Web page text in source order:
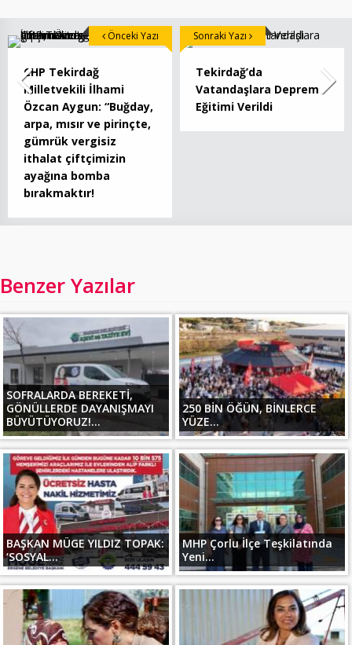
CHP Tekirdağ
Milletvekili İlhami
Özcan Aygun: “Buğday,
arpa, mısır ve pirinçte,
gümrük vergisiz
ithalat çiftçimizin
ayağına bomba
bırakmaktır!
Önceki Yazı
Tekirdağ’da
Vatandaşlara Deprem
Eğitimi Verildi
Sonraki Yazı
Benzer Yazılar
SOFRALARDA BEREKETİ,
GÖNÜLLERDE DAYANIŞMAYI
BÜYÜTÜYORUZ!...
250 BİN ÖĞÜN, BİNLERCE
YÜZE...
BAŞKAN MÜGE YILDIZ TOPAK:
‘SOSYAL...
MHP Çorlu İlçe Teşkilatında
Yeni...